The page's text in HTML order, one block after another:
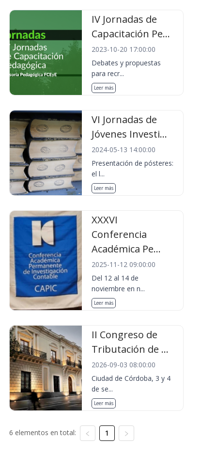
IV Jornadas de
Capacitación Pe...
2023-10-20 17:00:00
Debates y propuestas
para recr...
Leer más
VI Jornadas de
Jóvenes Investi...
2024-05-13 14:00:00
Presentación de pósteres:
el l...
Leer más
XXXVI
Conferencia
Académica Pe...
2025-11-12 09:00:00
Del 12 al 14 de
noviembre en n...
Leer más
II Congreso de
Tributación de ...
2026-09-03 08:00:00
Ciudad de Córdoba, 3 y 4
de se...
Leer más
6 elementos en total: 1